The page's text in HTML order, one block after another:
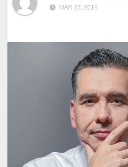
MAR 27, 2019